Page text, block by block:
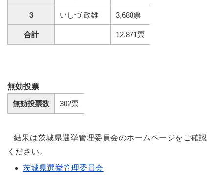
3 いしづ 政雄 3,688票
合計 12,871票
無効投票
無効投票数 302票
結果は茨城県選挙管理委員会のホームページをご確認
ください。
茨城県選挙管理委員会